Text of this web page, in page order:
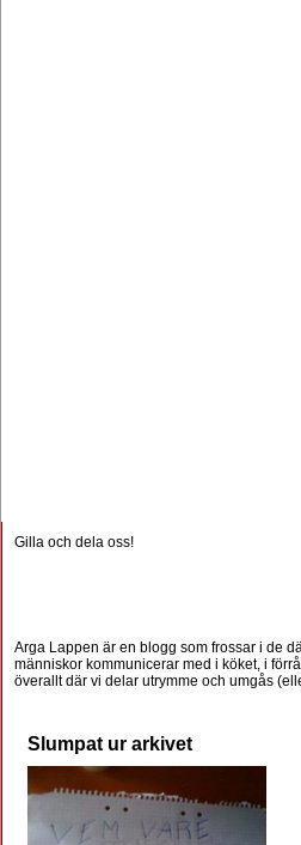
Gilla och dela oss!
Arga Lappen är en blogg som frossar i de
människor kommunicerar med i köket, i
överallt där vi delar utrymme och umgås
Slumpat ur arkivet